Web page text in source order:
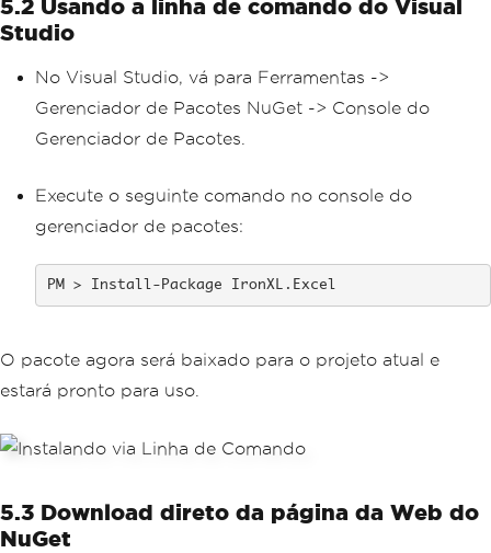
5.2 Usando a linha de comando do Visual
Studio
No Visual Studio, vá para Ferramentas ->
Gerenciador de Pacotes NuGet -> Console do
Gerenciador de Pacotes.
Execute o seguinte comando no console do
gerenciador de pacotes:
Install-Package IronXL.Excel
O pacote agora será baixado para o projeto atual e
estará pronto para uso.
5.3 Download direto da página da Web do
NuGet